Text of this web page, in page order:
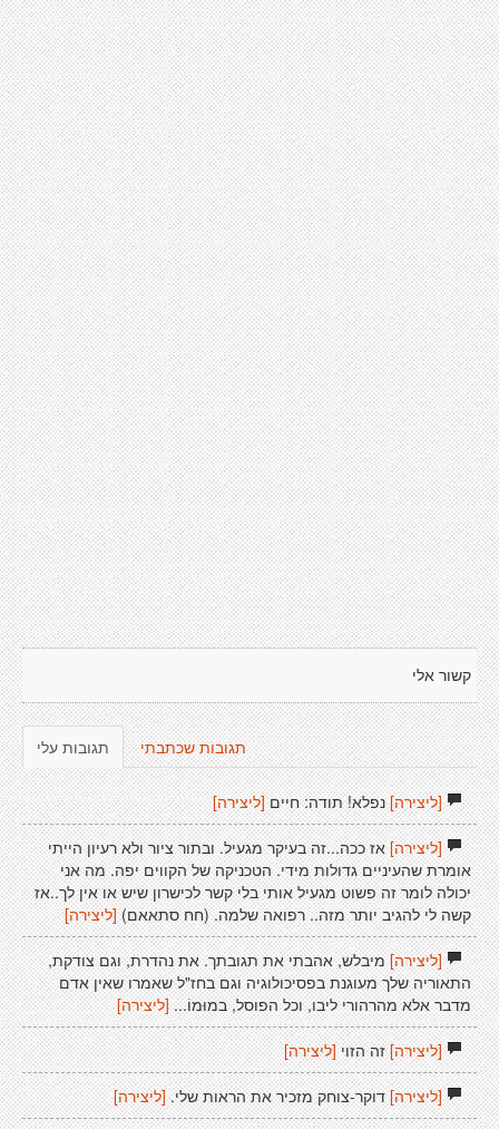
קשור אלי
תגובות עלי תגובות שכתבתי
[ליצירה]נפלא! תודה: חיים [ליצירה]
[ליצירה]אז ככה...זה בעיקר מגעיל. ובתור ציור ולא רעיון הייתי
אומרת שהעיניים גדולות מידי. הטכניקה של הקווים יפה. מה אני
יכולה לומר זה פשוט מגעיל אותי בלי קשר לכישרון שיש או אין לך..אז
קשה לי להגיב יותר מזה.. רפואה שלמה. (חח סתאאם) [ליצירה]
[ליצירה]מיבלש, אהבתי את תגובתך. את נהדרת, וגם צודקת,
התאוריה שלך מעוגנת בפסיכולוגיה וגם בחז"ל שאמרו שאין אדם
מדבר אלא מהרהורי ליבו, וכל הפוסל, במוּמוֹ... [ליצירה]
[ליצירה]זה הזוי [ליצירה]
[ליצירה]דוקר-צוחק מזכיר את הראות שלי. [ליצירה]